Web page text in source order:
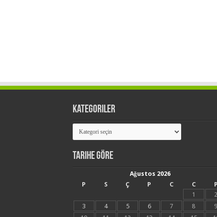
Kategoriler
Kategoriler
Tarihe Göre
Ağustos 2026
P
S Ç P C C
P
1
2
3
4 5 6 7 8
9